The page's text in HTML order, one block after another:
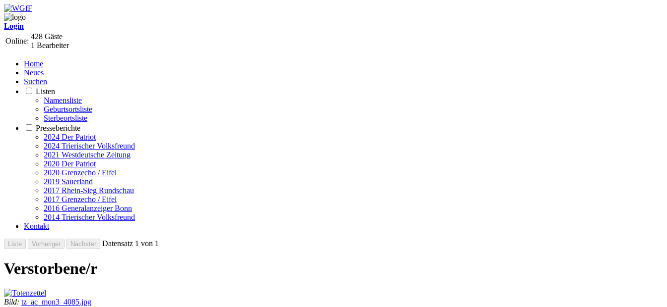
Login
Online:
428 Gäste
1 Bearbeiter
Home
Neues
Suchen
Listen
Namensliste
Geburtsortsliste
Sterbeortsliste
Presseberichte
2024 Der Patriot
2024 Trierischer Volksfreund
2021 Westdeutsche Zeitung
2020 Der Patriot
2020 Grenzecho / Eifel
2019 Sauerland
2017 Rhein-Sieg Rundschau
2017 Grenzecho / Eifel
2016 Generalanzeiger Bonn
2014 Trierischer Volksfreund
Kontakt
Datensatz 1 von 1
Verstorbene/r
Bild: tz_ac_mon3_4085.jpg